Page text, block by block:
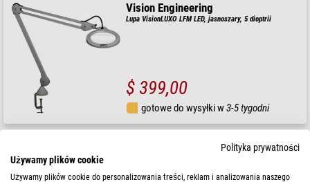
Vision Engineering
Lupa VisionLUXO LFM LED, jasnoszary, 5 dioptrii
$ 399,00
gotowe do wysyłki w3-5 tygodni
Polityka prywatności
Używamy plików cookie
Używamy plików cookie do personalizowania treści, reklam i analizowania naszego